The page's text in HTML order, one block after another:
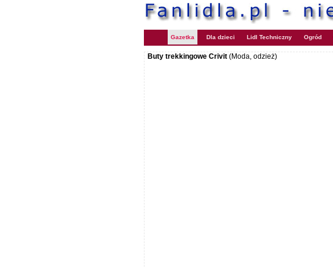
Gazetka Dla dzieci Lidl Techniczny Ogród
Buty trekkingowe Crivit (Moda, odzież)